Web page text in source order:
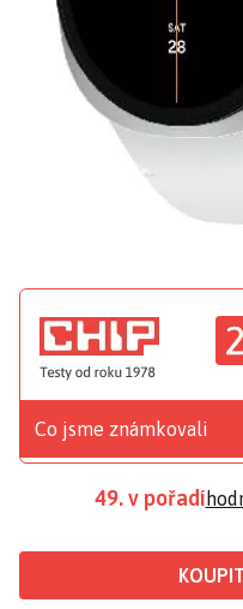
Co jsme známkovali
49. v pořadí